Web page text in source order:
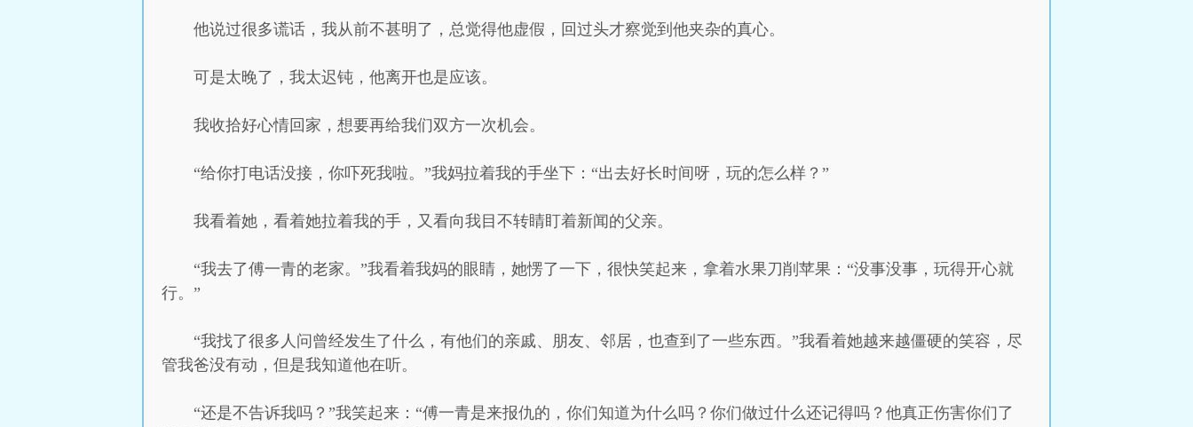
他说过很多谎话，我从前不甚明了，总觉得他虚假，回过头才察觉到他夹杂的真心。
可是太晚了，我太迟钝，他离开也是应该。
我收拾好心情回家，想要再给我们双方一次机会。
“给你打电话没接，你吓死我啦。”我妈拉着我的手坐下：“出去好长时间呀，玩的怎么样？”
我看着她，看着她拉着我的手，又看向我目不转睛盯着新闻的父亲。
“我去了傅一青的老家。”我看着我妈的眼睛，她愣了一下，很快笑起来，拿着水果刀削苹果：“没事没事，玩得开心就
行。”
“我找了很多人问曾经发生了什么，有他们的亲戚、朋友、邻居，也查到了一些东西。”我看着她越来越僵硬的笑容，尽
管我爸没有动，但是我知道他在听。
“还是不告诉我吗？”我笑起来：“傅一青是来报仇的，你们知道为什么吗？你们做过什么还记得吗？他真正伤害你们了